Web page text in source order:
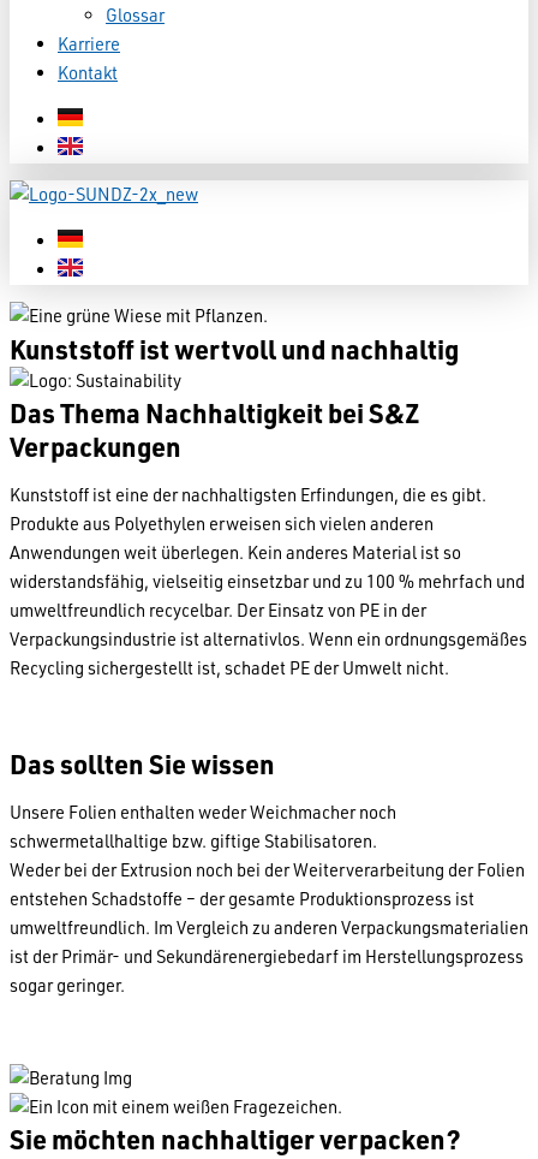
Glossar
Karriere
Kontakt
Kunststoffist wertvoll und nachhaltig
Das Thema Nachhaltigkeit bei S&Z
Verpackungen
Kunststoff ist eine der nachhaltigsten Erfindungen, die es gibt.
Produkte aus Polyethylen erweisen sich vielen anderen
Anwendungen weit überlegen. Kein anderes Material ist so
widerstandsfähig, vielseitig einsetzbar und zu 100 % mehrfach und
umweltfreundlich recycelbar. Der Einsatz von PE in der
Verpackungsindustrie ist alternativlos. Wenn ein ordnungsgemäßes
Recycling sichergestellt ist, schadet PE der Umwelt nicht.
Das sollten Sie wissen
Unsere Folien enthalten weder Weichmacher noch
schwermetallhaltige bzw. giftige Stabilisatoren.
Weder bei der Extrusion noch bei der Weiterverarbeitung der Folien
entstehen Schadstoffe – der gesamte Produktionsprozess ist
umweltfreundlich. Im Vergleich zu anderen Verpackungsmaterialien
ist der Primär- und Sekundärenergiebedarf im Herstellungsprozess
sogar geringer.
Sie möchten nachhaltiger verpacken?